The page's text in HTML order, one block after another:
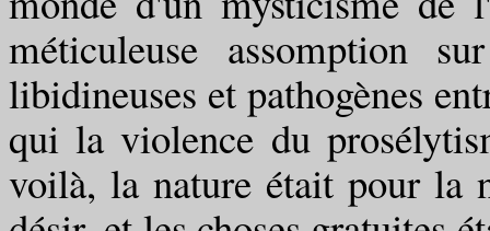
méticuleuse assomption
libidineuses et pathogènes
qui la violence du
voilà, la nature était pour la